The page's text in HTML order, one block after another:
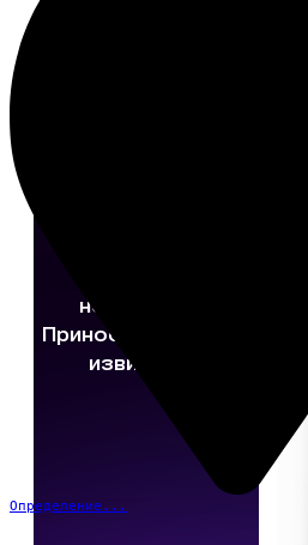
Определение...